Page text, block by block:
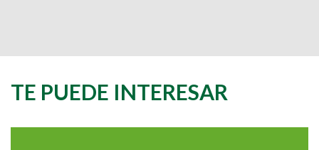
TE PUEDE INTERESAR